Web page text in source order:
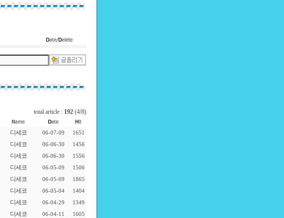
total article : 192 (4/8)
디세코 06-07-09 1651
디세코 06-06-30 1456
디세코 06-06-30 1556
디세코 06-05-09 1506
디세코 06-05-09 1865
디세코 06-05-04 1404
디세코 06-04-29 1349
디세코 06-04-11 1605